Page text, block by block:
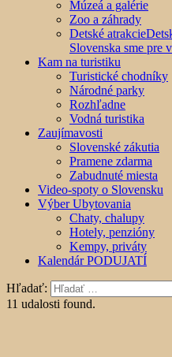
Múzeá a galérie
Zoo a záhrady
Detské atrakcie
Slovenska sme pre
Kam na turistiku
Turistické chodníky
Národné parky
Rozhľadne
Vodná turistika
Zaujímavosti
Slovenské zákutia
Pramene zdarma
Zabudnuté miesta
Video-spoty o Slovensku
Výber Ubytovania
Chaty, chalupy
Hotely, penzióny
Kempy, priváty
Kalendár PODUJATÍ
Hľadať:
11 udalosti found.